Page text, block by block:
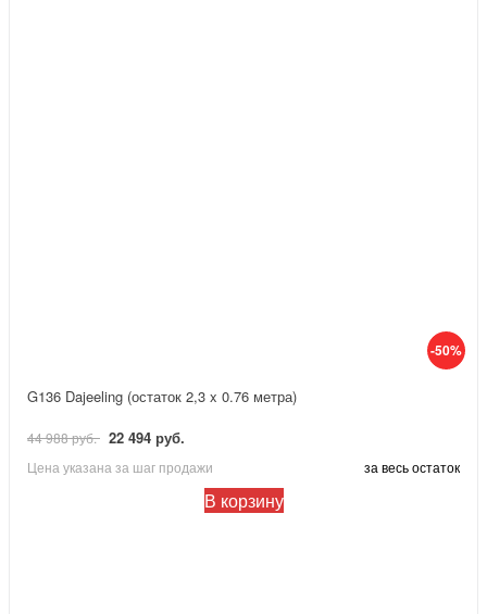
-50%
G136 Dajeeling (остаток 2,3 x 0.76 метра)
44 988 руб. 22 494 руб.
Цена указана за шаг продажи за весь остаток
В корзину